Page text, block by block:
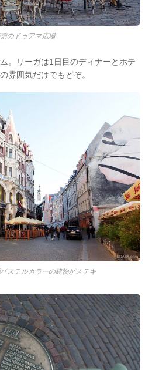
前のドゥアマ広場
。リーガは1日目のディナーとホテ
雰囲気だけでもどぞ。
ステルカラーの建物がステキ